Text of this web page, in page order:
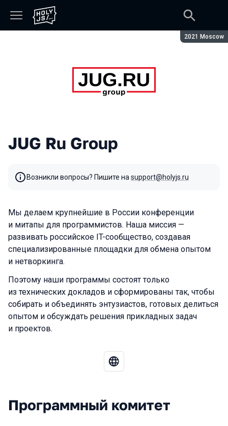
Сезон:
2021 Moscow
JUG Ru Group
Возникли вопросы? Пишите наsupport@holyjs.ru
Мы делаем крупнейшие в России конференции
и митапы для программистов. Наша миссия —
развивать российское IT-сообщество, создавая
специализированные площадки для обмена опытом
и нетворкинга.
Поэтому наши программы состоят только
из технических докладов и сформированы так, чтобы
собирать и объединять энтузиастов, готовых делиться
опытом и обсуждать решения прикладных задач
и проектов.
Программный комитет